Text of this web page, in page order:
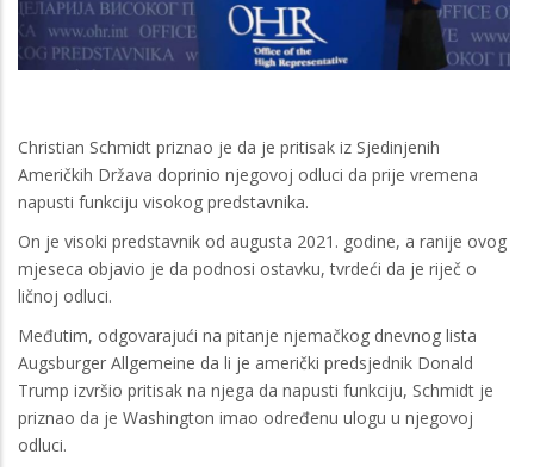
Christian Schmidt priznao je da je pritisak iz Sjedinjenih
Američkih Država doprinio njegovoj odluci da prije vremena
napusti funkciju visokog predstavnika.
On je visoki predstavnik od augusta 2021. godine, a ranije ovog
mjeseca objavio je da podnosi ostavku, tvrdeći da je riječ o
ličnoj odluci.
Međutim, odgovarajući na pitanje njemačkog dnevnog lista
Augsburger Allgemeine da li je američki predsjednik Donald
Trump izvršio pritisak na njega da napusti funkciju, Schmidt je
priznao da je Washington imao određenu ulogu u njegovoj
odluci.